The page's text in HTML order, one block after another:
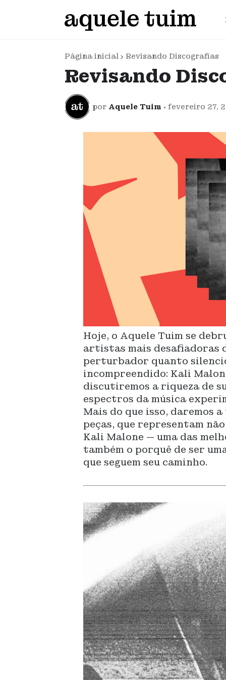
Página inicial Revisando Discografias
Revisando
por Aquele Tuim • fevereiro 27,
Hoje, o Aquele Tuim se
artistas mais desafiadoras
perturbador quanto
incompreendido: Kali
discutiremos a riqueza de
espectros da música
Mais do que isso, daremos
peças, que representam
Kali Malone — uma das
também o porquê de ser
que seguem seu caminho.